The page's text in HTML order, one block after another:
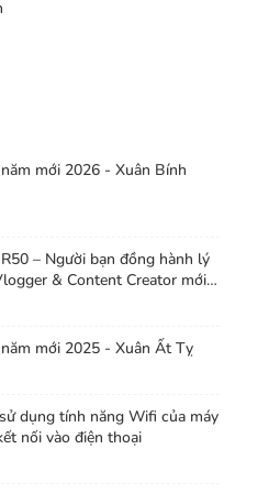
mới 2026 - Xuân Bính
– Người bạn đồng hành lý
& Content Creator mới
mới 2025 - Xuân Ất Tỵ
dụng tính năng Wifi của máy
nối vào điện thoại